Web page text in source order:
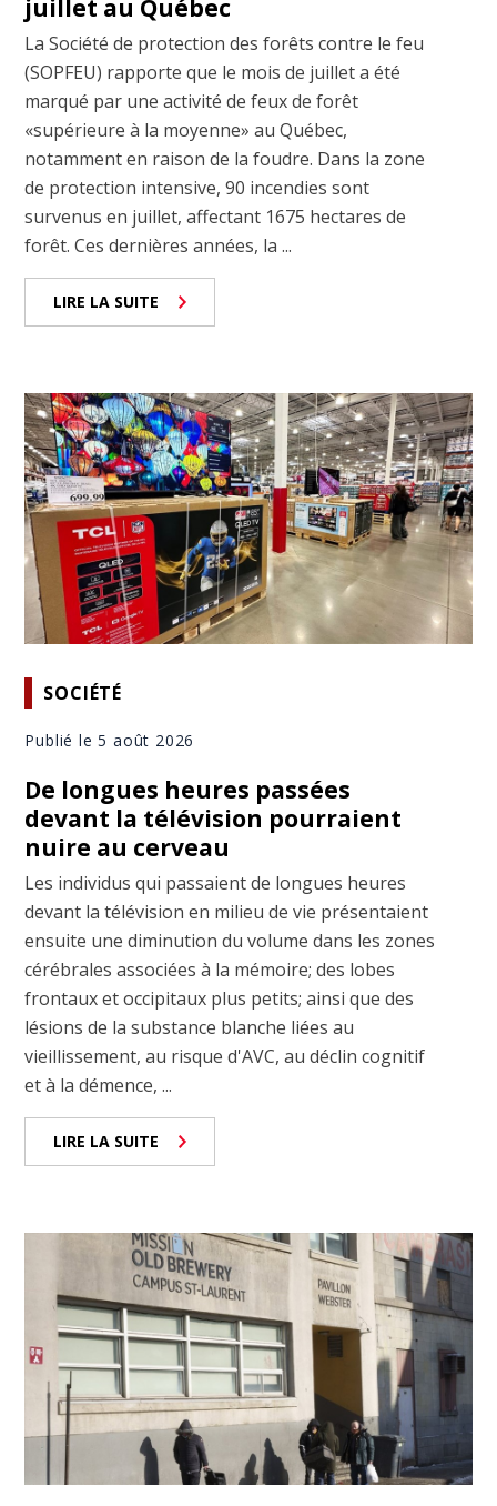
juillet au Québec
La Société de protection des forêts contre le feu
(SOPFEU) rapporte que le mois de juillet a été
marqué par une activité de feux de forêt
«supérieure à la moyenne» au Québec,
notamment en raison de la foudre. Dans la zone
de protection intensive, 90 incendies sont
survenus en juillet, affectant 1675 hectares de
forêt. Ces dernières années, la ...
LIRE LA SUITE
SOCIÉTÉ
Publié le 5 août 2026
De longues heures passées
devant la télévision pourraient
nuire au cerveau
Les individus qui passaient de longues heures
devant la télévision en milieu de vie présentaient
ensuite une diminution du volume dans les zones
cérébrales associées à la mémoire; des lobes
frontaux et occipitaux plus petits; ainsi que des
lésions de la substance blanche liées au
vieillissement, au risque d'AVC, au déclin cognitif
et à la démence, ...
LIRE LA SUITE